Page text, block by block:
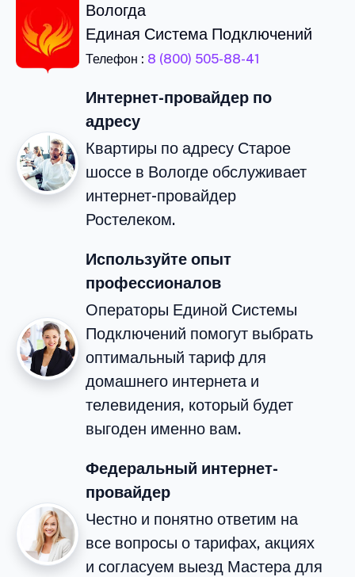
Вологда
Единая Система Подключений
Телефон : 8 (800) 505-88-41
Интернет-провайдер по
адресу
Квартиры по адресу Старое
шоссе в Вологде обслуживает
интернет-провайдер
Ростелеком.
Используйте опыт
профессионалов
Операторы Единой Системы
Подключений помогут выбрать
оптимальный тариф для
домашнего интернета и
телевидения, который будет
выгоден именно вам.
Федеральный интернет-
провайдер
Честно и понятно ответим на
все вопросы о тарифах, акциях
и согласуем выезд Мастера для